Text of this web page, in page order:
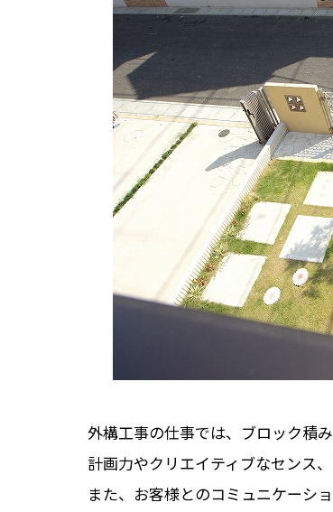
外構工事の仕事では、ブロック積
計画力やクリエイティブなセンス
また、お客様とのコミュニケーシ